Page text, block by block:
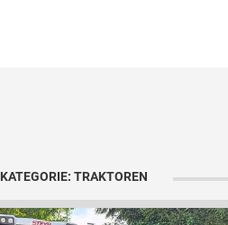
KATEGORIE: TRAKTOREN